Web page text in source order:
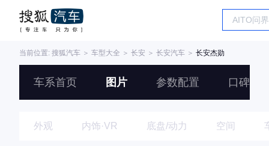
当前位置: 搜狐汽车 ＞ 车型大全 ＞ 长安 ＞ 长安汽车 ＞ 长安杰勋
车系首页 图片 参数配置 口碑
外观 内饰·VR 底盘/动力 空间